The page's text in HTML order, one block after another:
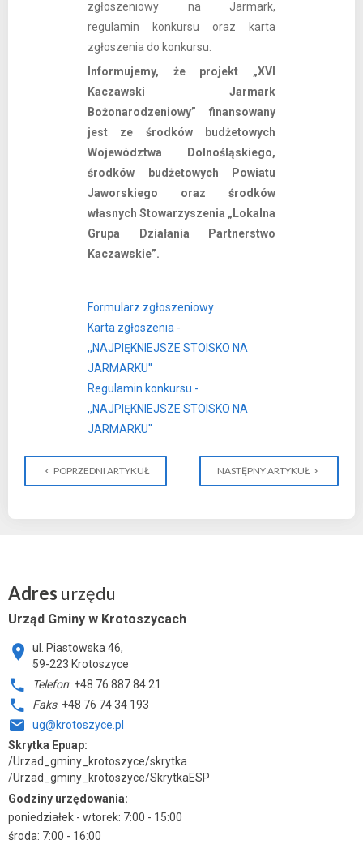
zgłoszeniowy na Jarmark,
regulamin konkursu oraz karta
zgłoszenia do konkursu.
Informujemy, że projekt „XVI
Kaczawski Jarmark
Bożonarodzeniowy” finansowany
jest ze środków budżetowych
Województwa Dolnośląskiego,
środków budżetowych Powiatu
Jaworskiego oraz środków
własnych Stowarzyszenia „Lokalna
Grupa Działania Partnerstwo
Kaczawskie”.
Formularz zgłoszeniowy
Karta zgłoszenia -
,,NAJPIĘKNIEJSZE STOISKO NA
JARMARKU''
Regulamin konkursu -
,,NAJPIĘKNIEJSZE STOISKO NA
JARMARKU''
POPRZEDNI ARTYKUŁ NASTĘPNY ARTYKUŁ
Adres urzędu
Urząd Gminy w Krotoszycach
ul. Piastowska 46,
59-223 Krotoszyce
Telefon: +48 76 887 84 21
Faks: +48 76 74 34 193
ug@krotoszyce.pl
Skrytka Epuap:
/Urzad_gminy_krotoszyce/skrytka
/Urzad_gminy_krotoszyce/SkrytkaESP
Godziny urzędowania:
poniedziałek - wtorek: 7:00 - 15:00
środa: 7:00 - 16:00